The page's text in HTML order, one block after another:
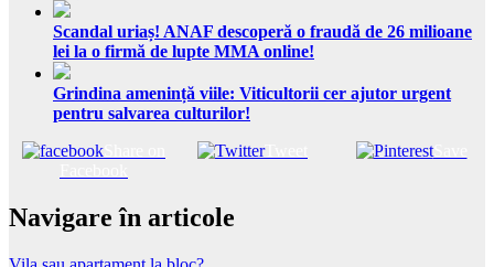
Scandal uriaș! ANAF descoperă o fraudă de 26 milioane
lei la o firmă de lupte MMA online!
Grindina amenință viile: Viticultorii cer ajutor urgent
pentru salvarea culturilor!
Tweet Save
Navigare în articole